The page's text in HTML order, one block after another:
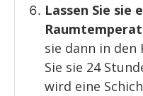
Lassen Sie sie
sie dann in den
Sie sie 24
wird eine